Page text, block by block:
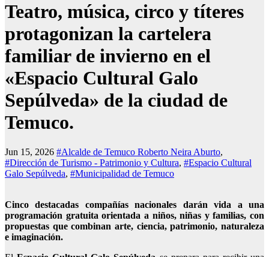
Teatro, música, circo y títeres
protagonizan la cartelera
familiar de invierno en el
«Espacio Cultural Galo
Sepúlveda» de la ciudad de
Temuco.
Jun 15, 2026 #Alcalde de Temuco Roberto Neira Aburto,
#Dirección de Turismo - Patrimonio y Cultura, #Espacio Cultural
Galo Sepúlveda, #Municipalidad de Temuco
Cinco destacadas compañías nacionales darán vida a una
programación gratuita orientada a niños, niñas y familias, con
propuestas que combinan arte, ciencia, patrimonio, naturaleza
e imaginación.